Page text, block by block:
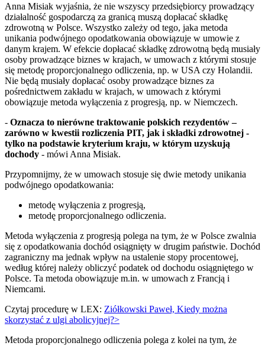
Anna Misiak wyjaśnia, że nie wszyscy przedsiębiorcy prowadzący
działalność gospodarczą za granicą muszą dopłacać składkę
zdrowotną w Polsce. Wszystko zależy od tego, jaka metoda
unikania podwójnego opodatkowania obowiązuje w umowie z
danym krajem. W efekcie dopłacać składkę zdrowotną będą musiały
osoby prowadzące biznes w krajach, w umowach z którymi stosuje
się metodę proporcjonalnego odliczenia, np. w USA czy Holandii.
Nie będą musiały dopłacać osoby prowadzące biznes za
pośrednictwem zakładu w krajach, w umowach z którymi
obowiązuje metoda wyłączenia z progresją, np. w Niemczech.
- Oznacza to nierówne traktowanie polskich rezydentów –
zarówno w kwestii rozliczenia PIT, jak i składki zdrowotnej -
tylko na podstawie kryterium kraju, w którym uzyskują
dochody - mówi Anna Misiak.
Przypomnijmy, że w umowach stosuje się dwie metody unikania
podwójnego opodatkowania:
metodę wyłączenia z progresją,
metodę proporcjonalnego odliczenia.
Metoda wyłączenia z progresją polega na tym, że w Polsce zwalnia
się z opodatkowania dochód osiągnięty w drugim państwie. Dochód
zagraniczny ma jednak wpływ na ustalenie stopy procentowej,
według której należy obliczyć podatek od dochodu osiągniętego w
Polsce. Ta metoda obowiązuje m.in. w umowach z Francją i
Niemcami.
Czytaj procedurę w LEX: Ziółkowski Paweł, Kiedy można
skorzystać z ulgi abolicyjnej?>
Metoda proporcjonalnego odliczenia polega z kolei na tym, że